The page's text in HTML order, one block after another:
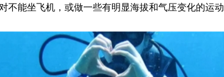
不能坐飞机，或做一些有明显海拔和气压变化的运动